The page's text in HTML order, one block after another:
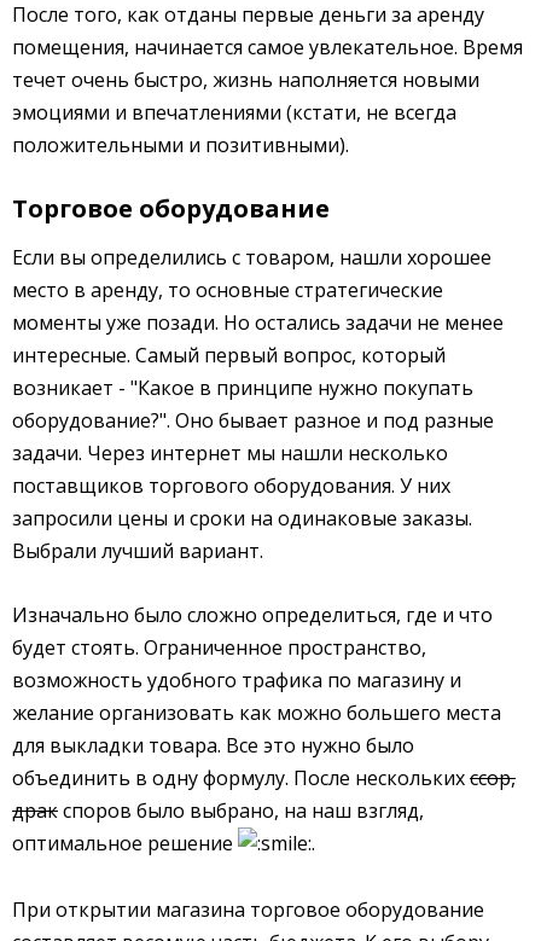
После того, как отданы первые деньги за аренду
помещения, начинается самое увлекательное. Время
течет очень быстро, жизнь наполняется новыми
эмоциями и впечатлениями (кстати, не всегда
положительными и позитивными).
Торговое оборудование
Если вы определились с товаром, нашли хорошее
место в аренду, то основные стратегические
моменты уже позади. Но остались задачи не менее
интересные. Самый первый вопрос, который
возникает - "Какое в принципе нужно покупать
оборудование?". Оно бывает разное и под разные
задачи. Через интернет мы нашли несколько
поставщиков торгового оборудования. У них
запросили цены и сроки на одинаковые заказы.
Выбрали лучший вариант.
Изначально было сложно определиться, где и что
будет стоять. Ограниченное пространство,
возможность удобного трафика по магазину и
желание организовать как можно большего места
для выкладки товара. Все это нужно было
объединить в одну формулу. После несколькихссор,
дракспоров было выбрано, на наш взгляд,
оптимальное решение
.
При открытии магазина торговое оборудование